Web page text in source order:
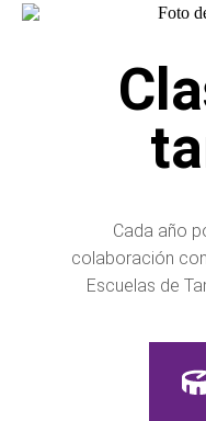
Cada año
colaboración
Escuelas de